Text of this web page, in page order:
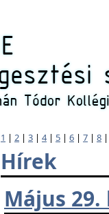
1 | 2 | 3 | 4| 5 | 6 | 7 | 8
Hírek
Május